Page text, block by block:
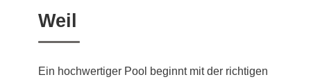
Weil
Ein hochwertiger Pool beginnt mit der richtigen